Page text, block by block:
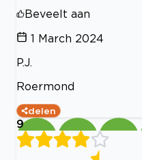
Beveelt aan
1 March 2024
P.J.
Roermond
delen
9